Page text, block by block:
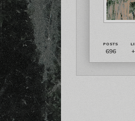
696